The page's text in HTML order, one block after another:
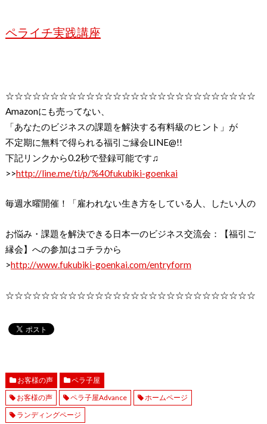
ペライチ実践講座
☆☆☆☆☆☆☆☆☆☆☆☆☆☆☆☆☆☆☆☆☆☆☆☆☆☆☆☆
Amazonにも売ってない、
「あなたのビジネスの課題を解決する有料級のヒント」が
不定期に無料で得られる福引ご縁会LINE@!!
下記リンクから0.2秒で登録可能です♫
>>http://line.me/ti/p/%40fukubiki-goenkai
毎週水曜開催！「雇われない生き方をしている人、したい人の
お悩み・課題を解決できる日本一のビジネス交流会：【福引ご
縁会】への参加はコチラから
>http://www.fukubiki-goenkai.com/entryform
☆☆☆☆☆☆☆☆☆☆☆☆☆☆☆☆☆☆☆☆☆☆☆☆☆☆☆☆
お客様の声
ペラ子屋
お客様の声
ペラ子屋Advance
ホームページ
ランディングページ